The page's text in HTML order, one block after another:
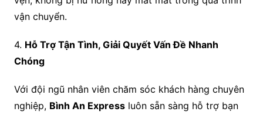
vận chuyển.
4. Hỗ Trợ Tận Tình, Giải Quyết Vấn Đề Nhanh
Chóng
Với đội ngũ nhân viên chăm sóc khách hàng chuyên
nghiệp, Bình An Expressluôn sẵn sàng hỗ trợ bạn